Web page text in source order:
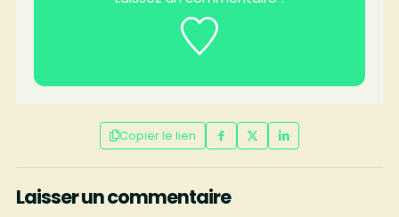
Copier le lien
Laisser un commentaire